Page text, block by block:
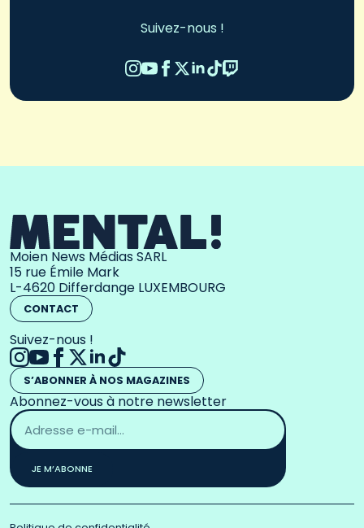
Suivez-nous !
Moien News Médias SARL
15 rue Émile Mark
L-4620 Differdange LUXEMBOURG
CONTACT
Suivez-nous !
S’ABONNER À NOS MAGAZINES
Abonnez-vous à notre newsletter
Adresse
email
*
JE M’ABONNE